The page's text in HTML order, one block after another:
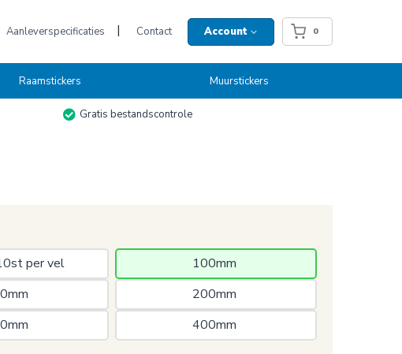
Aanleverspecificaties Contact Account 0
Raamstickers Muurstickers
Gratis bestandscontrole
per vel
100mm
200mm
400mm